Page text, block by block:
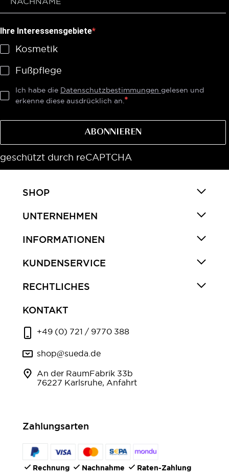
Ihre Interessensgebiete
Kosmetik
Fußpflege
Ich habe die Datenschutzbestimmungen gelesen und
erkenne diese ausdrücklich an.
ABONNIEREN
geschützt durch reCAPTCHA
SHOP
UNTERNEHMEN
INFORMATIONEN
KUNDENSERVICE
RECHTLICHES
KONTAKT
+49 (0) 721 / 9770 388
shop@sueda.de
An der RaumFabrik 33b
76227 Karlsruhe, Anfahrt
Zahlungsarten
Rechnung Nachnahme Raten-Zahlung